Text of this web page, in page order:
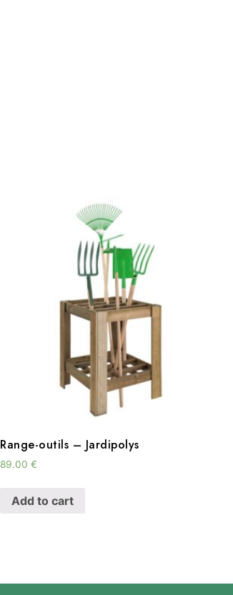
Range-outils – Jardipolys
89.00 €
Add to cart